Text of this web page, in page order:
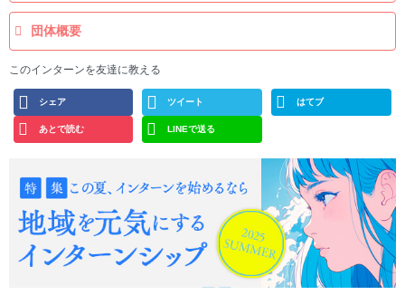
団体概要
このインターンを友達に教える
シェア ツイート はてブ
あとで読む LINEで送る